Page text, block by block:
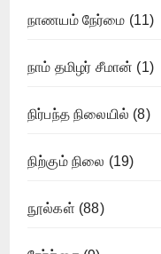
நாணயம் நேர்மை (11)
நாம் தமிழர் சீமான் (1)
நிர்பந்த நிலையில் (8)
நிற்கும் நிலை (19)
நூல்கள் (88)